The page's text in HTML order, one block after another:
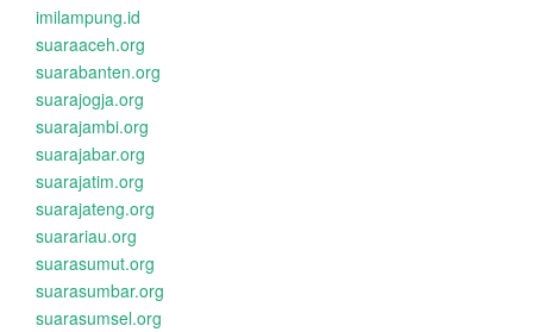
imilampung.id
suaraaceh.org
suarabanten.org
suarajogja.org
suarajambi.org
suarajabar.org
suarajatim.org
suarajateng.org
suarariau.org
suarasumut.org
suarasumbar.org
suarasumsel.org